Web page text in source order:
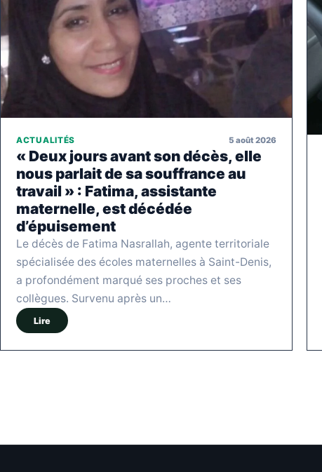
ACTUALITÉS 5 août 2026
« Deux jours avant son décès, elle
nous parlait de sa souffrance au
travail » : Fatima, assistante
maternelle, est décédée
d’épuisement
Le décès de Fatima Nasrallah, agente territoriale
spécialisée des écoles maternelles à Saint-Denis,
a profondément marqué ses proches et ses
collègues. Survenu après un…
Lire